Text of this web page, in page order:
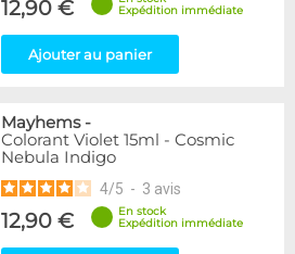
12,90 €
Expédition immédiate
Ajouter au panier
Mayhems-
Colorant Violet 15ml - Cosmic
Nebula Indigo
4/5 - 3 avis
12,90 €
En stock
Expédition immédiate